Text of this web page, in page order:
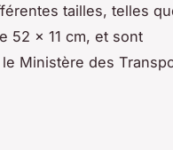
tailles, telles
52 x 11 cm, et sont
Ministère des